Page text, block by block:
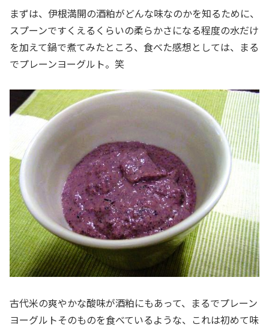
まずは、伊根満開の酒粕がどんな味なのかを知るために、
スプーンですくえるくらいの柔らかさになる程度の水だけ
を加えて鍋で煮てみたところ、食べた感想としては、まる
でプレーンヨーグルト。笑
古代米の爽やかな酸味が酒粕にもあって、まるでプレーン
ヨーグルトそのものを食べているような、これは初めて味